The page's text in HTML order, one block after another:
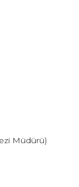
Müdürü)